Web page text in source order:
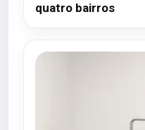
quatro bairros